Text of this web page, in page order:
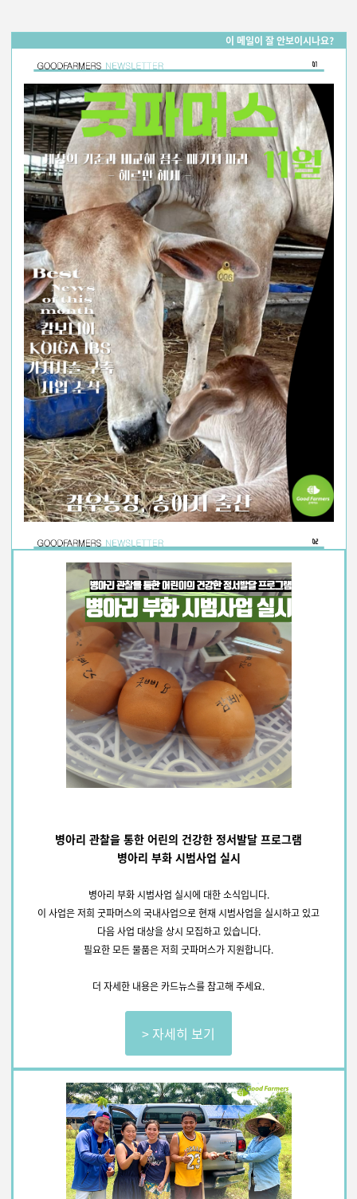
이 메일이 잘 안보이시나요?
병아리 관찰을 통한 어린의 건강한 정서발달 프로그램
병아리 부화 시범사업 실시
병아리 부화 시범사업 실시에 대한 소식입니다.
이 사업은 저희 굿파머스의 국내사업으로 현재 시범사업을 실시하고 있고
다음 사업 대상을 상시 모집하고 있습니다.
필요한 모든 물품은 저희 굿파머스가 지원합니다.
더 자세한 내용은 카드뉴스를 참고해 주세요.
> 자세히 보기